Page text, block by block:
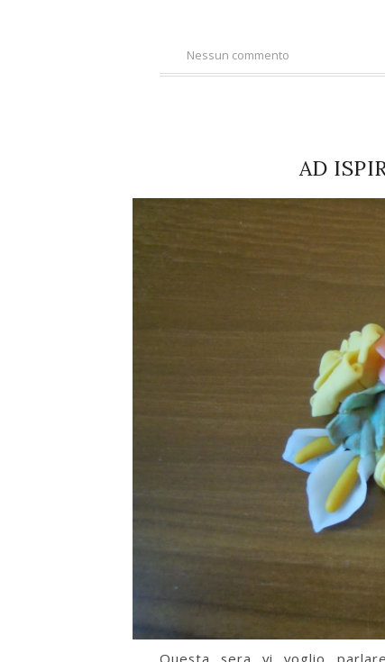
Nessun commento
AD
Questa sera vi voglio